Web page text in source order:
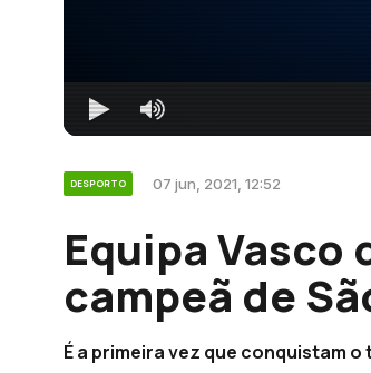
DESPORTO 07 jun, 2021, 12:52
Equipa Vasco
campeã de
É a primeira vez que conquistam